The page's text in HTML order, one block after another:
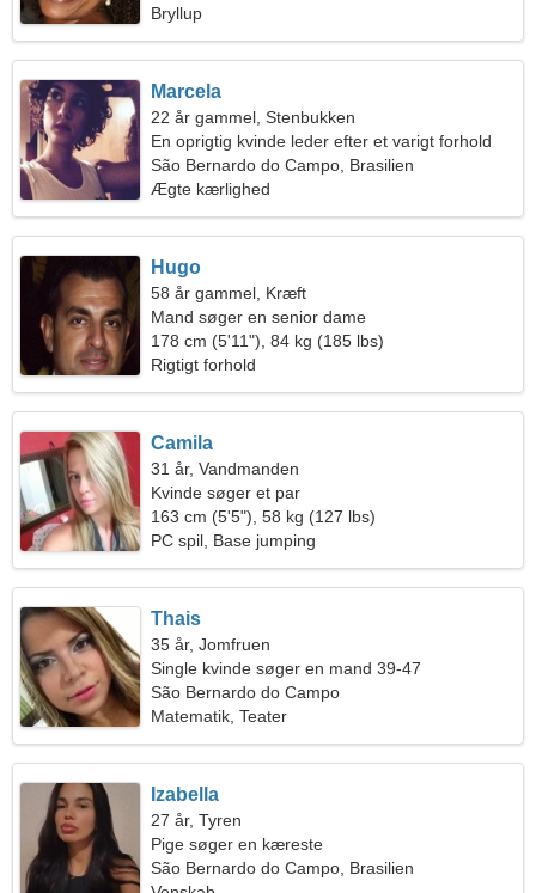
Bryllup
Marcela
22 år gammel, Stenbukken
En oprigtig kvinde leder efter et varigt forhold
São Bernardo do Campo, Brasilien
Ægte kærlighed
Hugo
58 år gammel, Kræft
Mand søger en senior dame
178 cm (5'11"), 84 kg (185 lbs)
Rigtigt forhold
Camila
31 år, Vandmanden
Kvinde søger et par
163 cm (5'5"), 58 kg (127 lbs)
PC spil, Base jumping
Thais
35 år, Jomfruen
Single kvinde søger en mand 39-47
São Bernardo do Campo
Matematik, Teater
Izabella
27 år, Tyren
Pige søger en kæreste
São Bernardo do Campo, Brasilien